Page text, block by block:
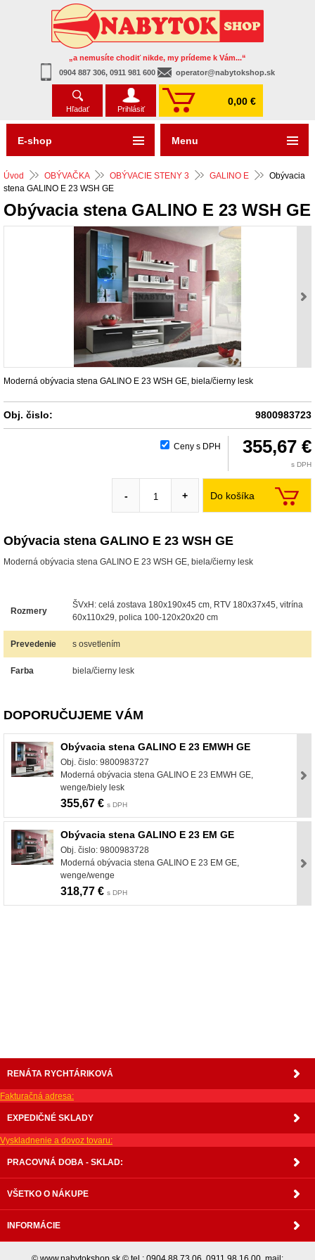
„a nemusíte chodiť nikde, my prídeme k Vám...“
0904 887 306, 0911 981 600
operator@nabytokshop.sk
Hľadať Prihlásiť
0,00 €
Úvod OBÝVAČKA OBÝVACIE STENY 3 GALINO E
Obývacia
stena GALINO E 23 WSH GE
Obývacia stena GALINO E 23 WSH GE
Moderná obývacia stena GALINO E 23 WSH GE, biela/čierny lesk
Obj. čislo: 9800983723
Ceny s DPH 355,67 €
s DPH
Do košíka
- +
Obývacia stena GALINO E 23 WSH GE
Moderná obývacia stena GALINO E 23 WSH GE, biela/čierny lesk
Rozmery
ŠVxH: celá zostava 180x190x45 cm, RTV 180x37x45, vitrína
60x110x29, polica 100-120x20x20 cm
Prevedenie s osvetlením
Farba biela/čierny lesk
DOPORUČUJEME VÁM
Obývacia stena GALINO E 23 EMWH GE
Obj. čislo: 9800983727
Moderná obývacia stena GALINO E 23 EMWH GE,
wenge/biely lesk
355,67 € s DPH
Obývacia stena GALINO E 23 EM GE
Obj. čislo: 9800983728
Moderná obývacia stena GALINO E 23 EM GE,
wenge/wenge
318,77 € s DPH
RENÁTA RYCHTÁRIKOVÁ
Fakturačná adresa:
EXPEDIČNÉ SKLADY
Vyskladnenie a dovoz tovaru:
PRACOVNÁ DOBA - SKLAD:
VŠETKO O NÁKUPE
INFORMÁCIE
E-shop Menu